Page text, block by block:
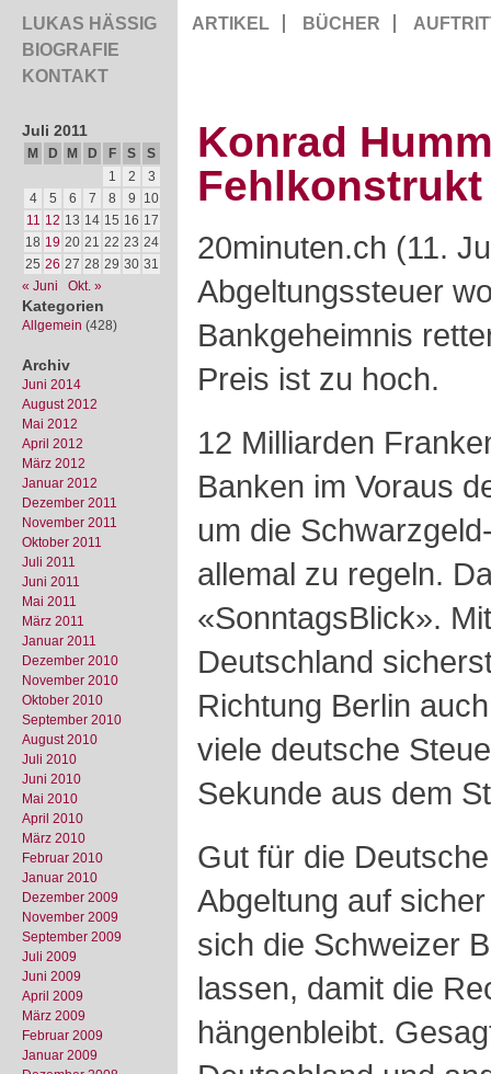
LUKAS HÄSSIG
BIOGRAFIE
KONTAKT
ARTIKEL BÜCHER
Juli 2011
M D M D F S
S
1
2
3
4
5 6 7 8 9
10
11 12 13 14 15 16 17
18 19 20 21 22 23 24
25 26 27 28 29 30 31
« Juni
Okt. »
Kategorien
Allgemein (428)
Archiv
Juni 2014
August 2012
Mai 2012
April 2012
März 2012
Januar 2012
Dezember 2011
November 2011
Oktober 2011
Juli 2011
Juni 2011
Mai 2011
März 2011
Januar 2011
Dezember 2010
November 2010
Oktober 2010
September 2010
August 2010
Juli 2010
Juni 2010
Mai 2010
April 2010
März 2010
Februar 2010
Januar 2010
Dezember 2009
November 2009
September 2009
Juli 2009
Juni 2009
April 2009
März 2009
Februar 2009
Januar 2009
Konrad
Fehlkonstrukt
20minuten.ch (11.
Abgeltungssteuer
Bankgeheimnis
Preis ist zu hoch.
12 Milliarden
Banken im Voraus
um die
allemal zu regeln.
«SonntagsBlick».
Deutschland
Richtung Berlin
viele deutsche
Sekunde aus dem
Gut für die
Abgeltung auf
sich die Schweizer
lassen, damit die
hängenbleibt.